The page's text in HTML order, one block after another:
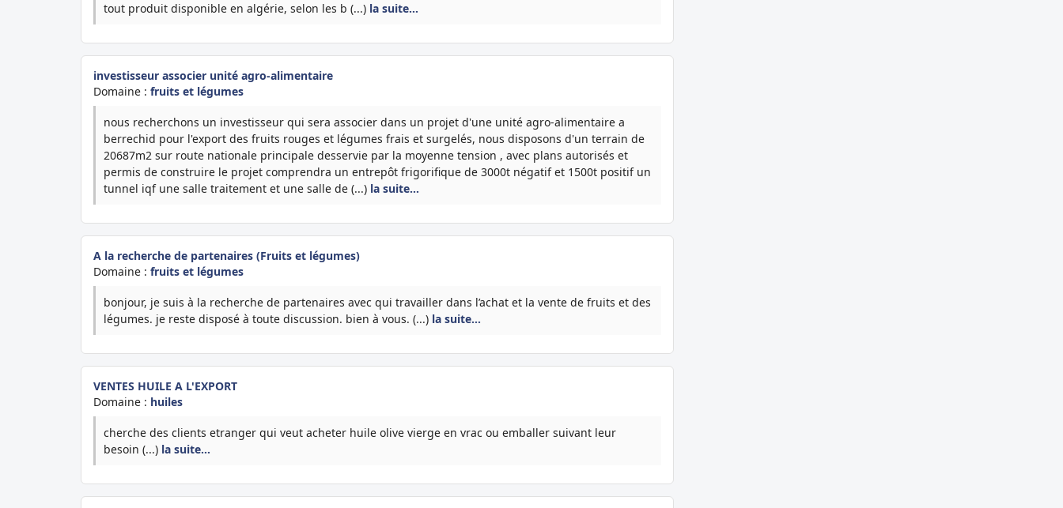
tout produit disponible en algérie, selon les b (...) la suite…
investisseur associer unité agro-alimentaire
Domaine : fruits et légumes
nous recherchons un investisseur qui sera associer dans un projet d'une unité agro-alimentaire a
berrechid pour l'export des fruits rouges et légumes frais et surgelés, nous disposons d'un terrain de
20687m2 sur route nationale principale desservie par la moyenne tension , avec plans autorisés et
permis de construire le projet comprendra un entrepôt frigorifique de 3000t négatif et 1500t positif un
tunnel iqf une salle traitement et une salle de (...) la suite…
A la recherche de partenaires (Fruits et légumes)
Domaine : fruits et légumes
bonjour, je suis à la recherche de partenaires avec qui travailler dans l’achat et la vente de fruits et des
légumes. je reste disposé à toute discussion. bien à vous. (...) la suite…
VENTES HUILE A L'EXPORT
Domaine : huiles
cherche des clients etranger qui veut acheter huile olive vierge en vrac ou emballer suivant leur
besoin (...) la suite…